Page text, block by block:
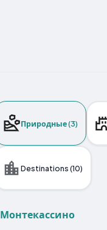
Природные (3)
Destinations (10)
Монтекассино